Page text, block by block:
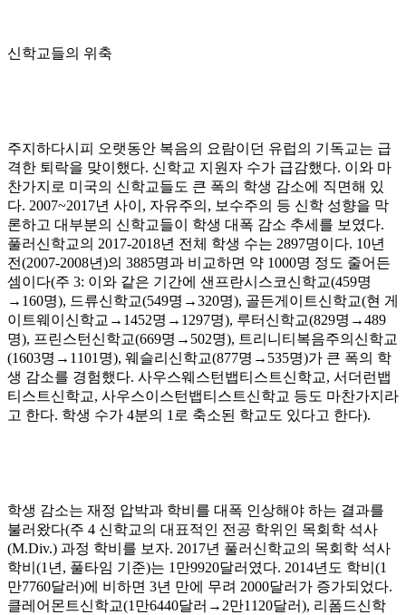
신학교들의 위축
주지하다시피 오랫동안 복음의 요람이던 유럽의 기독교는 급
격한 퇴락을 맞이했다. 신학교 지원자 수가 급감했다. 이와 마
찬가지로 미국의 신학교들도 큰 폭의 학생 감소에 직면해 있
다. 2007~2017년 사이 , 자유주의 , 보수주의 등 신학 성향을 막
론하고 대부분의 신학교들이 학생 대폭 감소 추세를 보였다.
풀러신학교의 2017-2018년 전체 학생 수는 2897명이다. 10년
전(2007-2008년)의 3885명과 비교하면 약 1000명 정도 줄어든
셈이다(주 3: 이와 같은 기간에 샌프란시스코신학교(459명
→ 160명), 드류신학교(549명 →320명), 골든게이트신학교(현 게
이트웨이신학교 → 1452명 → 1297명), 루터신학교(829명 →489
명), 프린스턴신학교(669명 → 502명), 트리니티복음주의신학교
(1603명 → 1101명), 웨슬리신학교(877명 → 535명)가 큰 폭의 학
생 감소를 경험했다. 사우스웨스턴뱁티스트신학교, 서더런뱁
티스트신학교, 사우스이스턴뱁티스트신학교 등도 마찬가지라
고 한다. 학생 수가 4분의 1로 축소된 학교도 있다고 한다).
학생 감소는 재정 압박과 학비를 대폭 인상해야 하는 결과를
불러왔다(주 4 신학교의 대표적인 전공 학위인 목회학 석사
(M.Div.) 과정 학비를 보자. 2017년 풀러신학교의 목회학 석사
학비 (1년, 풀타임 기준)는 1만9920달러였다. 2014년도 학비 (1
만7760달러)에 비하면 3년 만에 무려 2000달러가 증가되었다.
클레어몬트신학교(1만6440달러 →2만1120달러), 리폼드신학